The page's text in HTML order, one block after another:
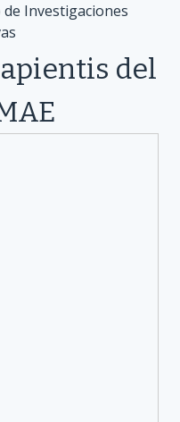
Investigaciones
del